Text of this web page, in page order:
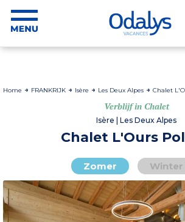
Home FRANKRIJK Isère Les Deux Alpes Chalet
Verblijf in Chalet
Isère | Les Deux Alpes
Chalet L'Ours
Zomer Winter